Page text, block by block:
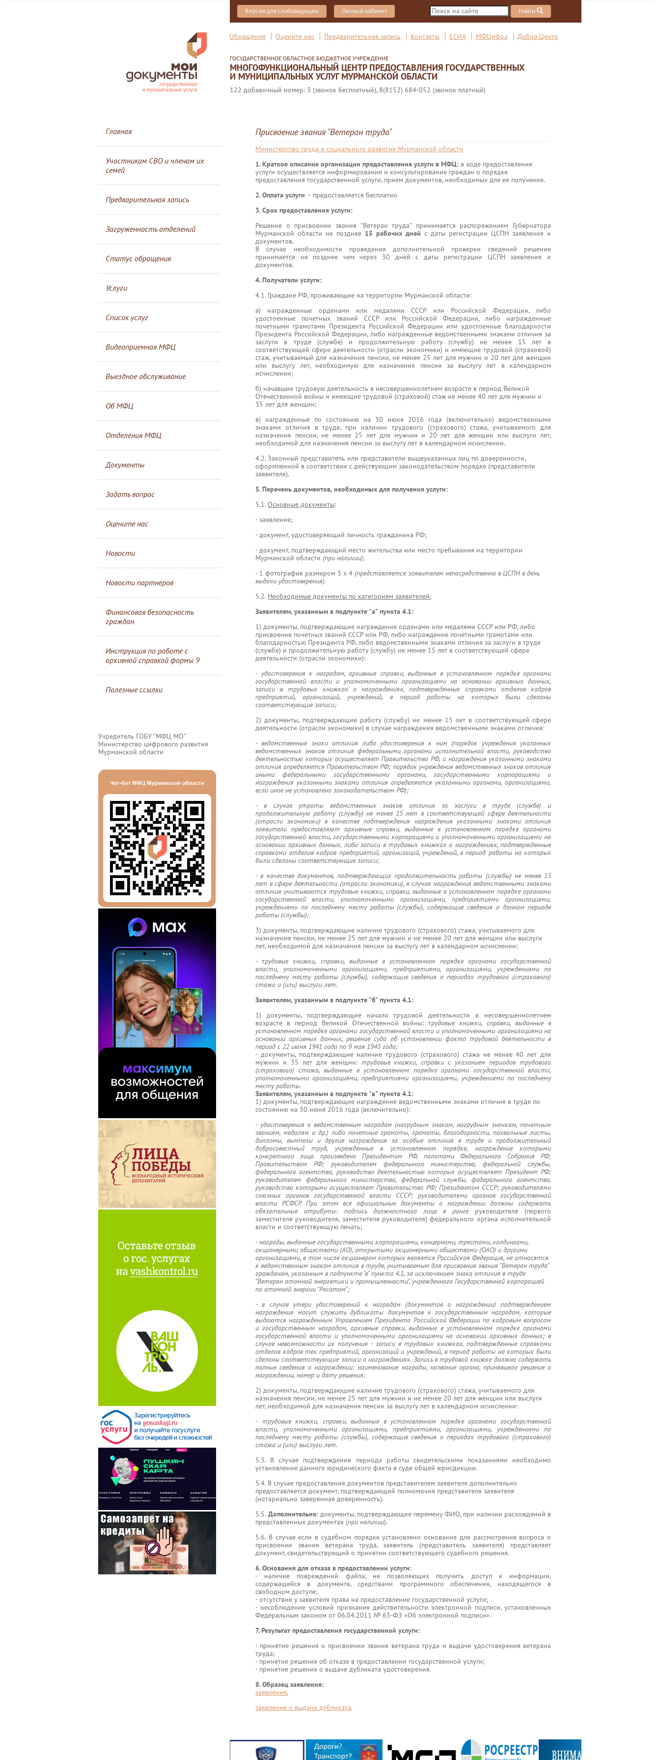
Версия для слабовидящих Личный кабинет Найти
Обращения Оцените нас Предварительная запись Контакты ЕСИА МФЦифра Добро.Центр
ГОСУДАРСТВЕННОЕ ОБЛАСТНОЕ БЮДЖЕТНОЕ УЧРЕЖДЕНИЕ
МНОГОФУНКЦИОНАЛЬНЫЙ ЦЕНТР ПРЕДОСТАВЛЕНИЯ ГОСУДАРСТВЕННЫХ
И МУНИЦИПАЛЬНЫХ УСЛУГ МУРМАНСКОЙ ОБЛАСТИ
122 добавочный номер: 3 (звонок бесплатный), 8(8152) 684-052 (звонок платный)
Главная
Участникам СВО и членам их
семей
Предварительная запись
Загруженность отделений
Статус обращения
Услуги
Список услуг
Видеоприемная МФЦ
Выездное обслуживание
Об МФЦ
Отделения МФЦ
Документы
Задать вопрос
Оцените нас
Новости
Новости партнеров
Финансовая безопасность
граждан
Инструкция по работе с
архивной справкой формы 9
Полезные ссылки
Учредитель ГОБУ "МФЦ МО"
Министерство цифрового развития
Мурманской области
Присвоение звания "Ветеран труда"
Министерство труда и социального развития Мурманской области
1. Краткое описание организации предоставления услуги в МФЦ: в ходе предоставления
услуги осуществляется информирование и консультирование граждан о порядке
предоставления государственной услуги, прием документов, необходимых для ее получения.
2. Оплата услуги – предоставляется бесплатно.
3. Срок предоставления услуги:
Решение о присвоении звания "Ветеран труда" принимается распоряжением Губернатора
Мурманской области не позднее 15 рабочих дней с даты регистрации ЦСПН заявления и
документов.
В случае необходимости проведения дополнительной проверки сведений решение
принимается не позднее чем через 30 дней с даты регистрации ЦСПН заявления и
документов.
4. Получатели услуги:
4.1. Граждане РФ, проживающие на территории Мурманской области:
а) награжденные орденами или медалями СССР или Российской Федерации, либо
удостоенные почетных званий СССР или Российской Федерации, либо награжденные
почетными грамотами Президента Российской Федерации или удостоенные благодарности
Президента Российской Федерации, либо награжденные ведомственными знаками отличия за
заслуги в труде (службе) и продолжительную работу (службу) не менее 15 лет в
соответствующей сфере деятельности (отрасли экономики) и имеющие трудовой (страховой)
стаж, учитываемый для назначения пенсии, не менее 25 лет для мужчин и 20 лет для женщин
или выслугу лет, необходимую для назначения пенсии за выслугу лет в календарном
исчислении;
б) начавшие трудовую деятельность в несовершеннолетнем возрасте в период Великой
Отечественной войны и имеющие трудовой (страховой) стаж не менее 40 лет для мужчин и
35 лет для женщин;
в) награжденные по состоянию на 30 июня 2016 года (включительно) ведомственными
знаками отличия в труде, при наличии трудового (страхового) стажа, учитываемого для
назначения пенсии, не менее 25 лет для мужчин и 20 лет для женщин или выслуги лет,
необходимой для назначения пенсии за выслугу лет в календарном исчислении.
4.2. Законный представитель или представители вышеуказанных лиц по доверенности,
оформленной в соответствии с действующим законодательством порядке (представители
заявителя).
5. Перечень документов, необходимых для получения услуги:
5.1. Основные документы:
- заявление;
- документ, удостоверяющий личность гражданина РФ;
- документ, подтверждающий место жительства или место пребывания на территории
Мурманской области (при наличии);
- 1 фотография размером 3 x 4 (представляется заявителем непосредственно в ЦСПН в день
выдачи удостоверения).
5.2. Необходимые документы по категориям заявителей:
Заявителям, указанным в подпункте "а" пункта 4.1:
1) документы, подтверждающие награждение орденами или медалями СССР или РФ, либо
присвоение почетных званий СССР или РФ, либо награждение почетными грамотами или
благодарностью Президента РФ, либо ведомственными знаками отличия за заслуги в труде
(службе) и продолжительную работу (службу) не менее 15 лет в соответствующей сфере
деятельности (отрасли экономики):
- удостоверения к наградам, архивные справки, выданные в установленном порядке органами
государственной власти и уполномоченными организациями на основании архивных данных,
записи в трудовых книжках о награждениях, подтвержденные справками отделов кадров
предприятий, организаций, учреждений, в период работы на которых были сделаны
соответствующие записи;
2) документы, подтверждающие работу (службу) не менее 15 лет в соответствующей сфере
деятельности (отрасли экономики) в случае награждения ведомственными знаками отличия:
- ведомственные знаки отличия либо удостоверения к ним (порядок учреждения указанных
ведомственных знаков отличия федеральными органами исполнительной власти, руководство
деятельностью которых осуществляет Правительство РФ, и награждения указанными знаками
отличия определяется Правительством РФ; порядок учреждения ведомственных знаков отличия
иными федеральными государственными органами, государственными корпорациями и
награждения указанными знаками отличия определяется указанными органами, организациями,
если иное не установлено законодательством РФ);
-в случае утраты ведомственных знаков отличия за заслуги в труде (службе) и
продолжительную работу (службу) не менее 15 лет в соответствующей сфере деятельности
(отрасли экономики) в качестве подтверждения награждения указанными знаками отличия
заявители предоставляют архивные справки, выданные в установленном порядке органами
государственной власти, государственными корпорациями и уполномоченными организациями на
основании архивных данных, либо записи в трудовых книжках о награждениях, подтвержденные
справками отделов кадров предприятий, организаций, учреждений, в период работы на которых
были сделаны соответствующие записи;
- в качестве документов, подтверждающих продолжительность работы (службы) не менее 15
лет в сфере деятельности (отрасли экономики), в случае награждения ведомственными знаками
отличия учитываются трудовые книжки, справки, выданные в установленном порядке органами
государственной власти, уполномоченными организациями, предприятиями организациями,
учреждениями по последнему месту работы (службы), содержащие сведения о данном периоде
работы (службы);
3) документы, подтверждающие наличие трудового (страхового) стажа, учитываемого для
назначения пенсии, не менее 25 лет для мужчин и не менее 20 лет для женщин или выслуги
лет, необходимой для назначения пенсии за выслугу лет в календарном исчислении:
- трудовые книжки, справки, выданные в установленном порядке органами государственной
власти, уполномоченными организациями, предприятиями, организациями, учреждениями по
последнему месту работы (службы), содержащие сведения о периодах трудового (страхового)
стажа и (или) выслуги лет.
Заявителям, указанным в подпункте "б" пункта 4.1:
1) документы, подтверждающие начало трудовой деятельности в несовершеннолетнем
возрасте в период Великой Отечественной войны: трудовые книжки, справки, выданные в
установленном порядке органами государственной власти и уполномоченными организациями на
основании архивных данных, решение суда об установлении факта трудовой деятельности в
период с 22 июня 1941 года по 9 мая 1945 года;
- документы, подтверждающие наличие трудового (страхового) стажа не менее 40 лет для
мужчин и 35 лет для женщин: трудовые книжки, справки с указанием периодов трудового
(страхового) стажа, выданные в установленном порядке органами государственной власти,
уполномоченными организациями, предприятиями организациями, учреждениями по последнему
месту работы.
Заявителям, указанным в подпункте "в" пункта 4.1:
1) документы, подтверждающие награждение ведомственными знаками отличия в труде по
состоянию на 30 июня 2016 года (включительно):
- удостоверения к ведомственным наградам (нагрудным знакам, нагрудным значкам, почетным
званиям, медалям и др.) либо почетные грамоты, грамоты, благодарности, похвальные листы,
дипломы, вымпелы и другие награждения за особые отличия в труде и продолжительный
добросовестный труд, учрежденные в установленном порядке, награждение которыми
конкретного лица произведено Президентом РФ, палатами Федерального Собрания РФ;
Правительством РФ; руководителем федерального министерства, федеральной службы,
федерального агентства, руководство деятельностью которых осуществляет Президент РФ;
руководителем федерального министерства, федеральной службы, федерального агентства,
руководство которыми осуществляет Правительство РФ; Президентом СССР; руководителями
союзных органов государственной власти СССР; руководителями органов государственной
власти РСФСР. При этом все официальные документы о награждении должны содержать
обязательные атрибуты: подпись должностного лица в рангеруководителя (первого
заместителя руководителя, заместителя руководителя) федерального органа исполнительной
власти и соответствующую печать;
-награды, выданные государственными корпорациями, концернами, трестами, холдингами,
акционерными обществами (АО), открытыми акционерными обществами (ОАО) и другими
организациями, в том числе акционером которых является Российская Федерация, не относятся
к ведомственным знакам отличия в труде, учитываемым для присвоения звания "Ветеран труда"
гражданам, указанным в подпункте "в" пункта 4.1, за исключением знака отличия в труде
"Ветеран атомной энергетики и промышленности", учрежденного Государственной корпорацией
по атомной энергии "Росатом";
-в случае утери удостоверений к наградам (документов о награждении) подтверждением
награждения могут служить дубликаты документов к государственным наградам, которые
выдаются награжденным Управлением Президента Российской Федерации по кадровым вопросам
и государственным наградам, архивные справки, выданные в установленном порядке органами
государственной власти и уполномоченными организациями на основании архивных данных; в
случае невозможности их получения - записи в трудовых книжках, подтвержденные справками
отделов кадров тех предприятий, организаций и учреждений, в период работы на которых были
сделаны соответствующие записи о награждениях. Запись в трудовой книжке должна содержать
полные сведения о награждении: наименование награды, название органа, принявшего решение о
награждении, номер и дату решения;
2) документы, подтверждающие наличие трудового (страхового) стажа, учитываемого для
назначения пенсии, не менее 25 лет для мужчин и не менее 20 лет для женщин или выслуги
лет, необходимой для назначения пенсии за выслугу лет в календарном исчислении:
- трудовые книжки, справки, выданные в установленном порядке органами государственной
власти, уполномоченными организациями, предприятиями, организациями, учреждениями по
последнему месту работы (службы), содержащие сведения о периодах трудового (страхового)
стажа и (или) выслуги лет.
5.3. В случае подтверждения периода работы свидетельскими показаниями необходимо
установление данного юридического факта в суде общей юрисдикции.
5.4. В случае предоставления документов представителем заявителя дополнительно
предоставляется документ, подтверждающий полномочия представителя заявителя
(нотариально заверенная доверенность).
5.5. Дополнительно: документы, подтверждающие перемену ФИО, при наличии расхождений в
представленных документах (при наличии).
5.6. В случае если в судебном порядке установлено основание для рассмотрения вопроса о
присвоении звания ветерана труда, заявитель (представитель заявителя) представляет
документ, свидетельствующий о принятии соответствующего судебного решения.
6. Основания для отказа в предоставлении услуги:
- наличие повреждений файла, не позволяющих получить доступ к информации,
содержащейся в документе, средствами программного обеспечения, находящегося в
свободном доступе;
- отсутствие у заявителя права на предоставление государственной услуги;
- несоблюдение условий признания действительности электронной подписи, установленных
Федеральным законом от 06.04.2011 № 63-ФЗ «Об электронной подписи».
7. Результат предоставления государственной услуги:
- принятие решения о присвоении звания ветерана труда и выдаче удостоверения ветерана
труда;
- принятие решения об отказе в предоставлении государственной услуги;
- принятие решения о выдаче дубликата удостоверения.
8. Образец заявления:
заявление,
заявление о выдачи дубликата.